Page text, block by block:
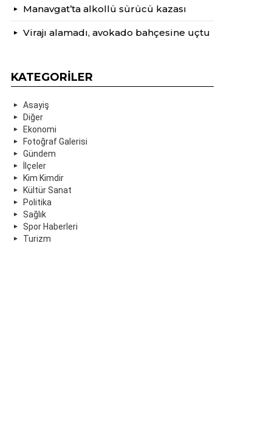
Manavgat’ta alkollü sürücü kazası
Virajı alamadı, avokado bahçesine uçtu
KATEGORILER
Asayiş
Diğer
Ekonomi
Fotoğraf Galerisi
Gündem
İlçeler
Kim Kimdir
Kültür Sanat
Politika
Sağlık
Spor Haberleri
Turizm